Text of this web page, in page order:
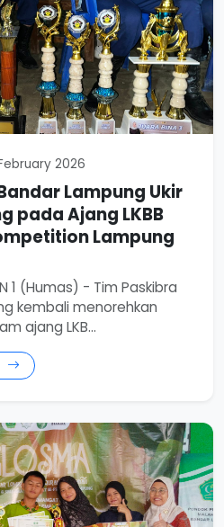
2026
Lampung Ukir
pada Ajang LKBB
Lampung
1 (Humas) - Tim Paskibra
kembali menorehkan
ajang LKB...